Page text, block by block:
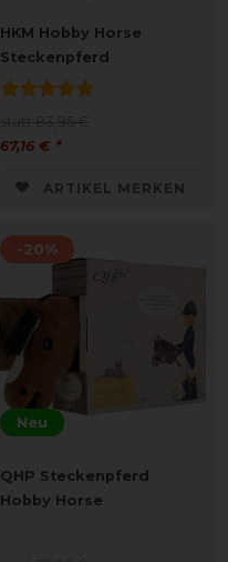
HKM Hobby Horse
Steckenpferd
67,16 € *
ARTIKEL MERKEN
Neu
-20%
QHP Steckenpferd
Hobby Horse